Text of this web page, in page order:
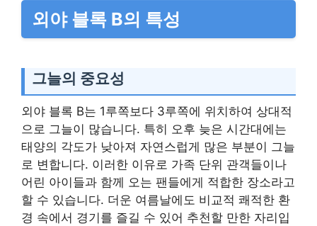
외야 블록 B의 특성
그늘의 중요성
외야 블록 B는 1루쪽보다 3루쪽에 위치하여 상대적
으로 그늘이 많습니다. 특히 오후 늦은 시간대에는
태양의 각도가 낮아져 자연스럽게 많은 부분이 그늘
로 변합니다. 이러한 이유로 가족 단위 관객들이나
어린 아이들과 함께 오는 팬들에게 적합한 장소라고
할 수 있습니다. 더운 여름날에도 비교적 쾌적한 환
경 속에서 경기를 즐길 수 있어 추천할 만한 자리입